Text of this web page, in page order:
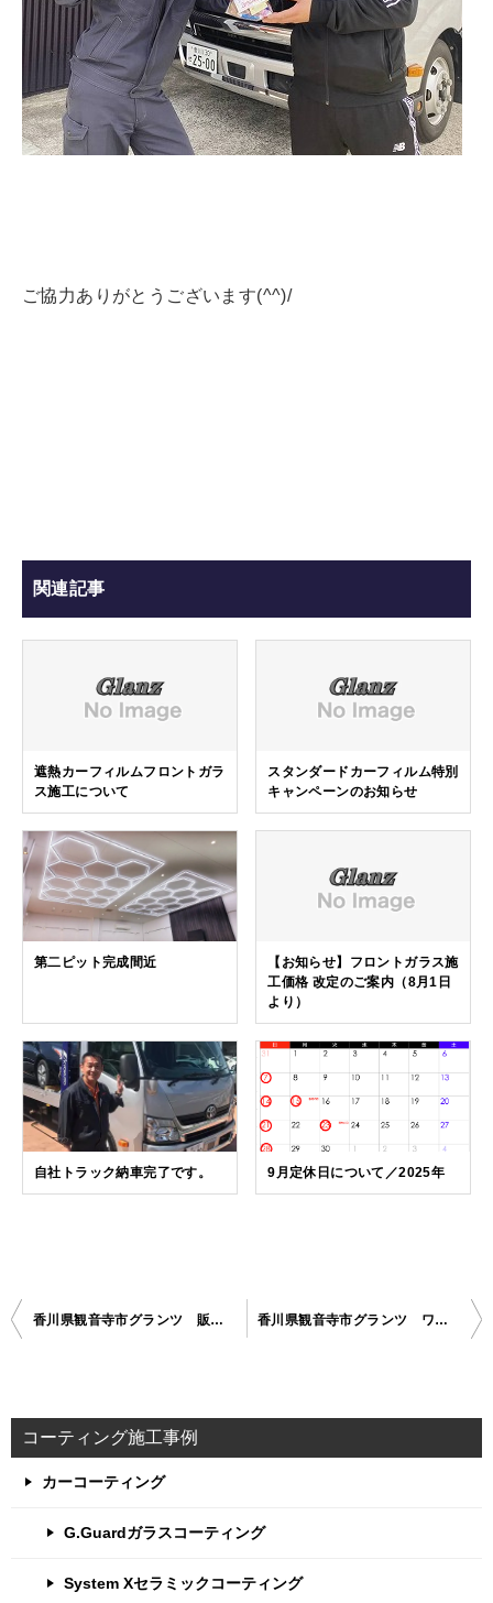
ご協力ありがとうございます(^^)/
関連記事
遮熱カーフィルムフロントガラ
ス施工について
スタンダードカーフィルム特別
キャンペーンのお知らせ
第二ピット完成間近
【お知らせ】フロントガラス施
工価格 改定のご案内（8月1日
より）
自社トラック納車完了です。 9月定休日について／2025年
投
ビ
香川県観音寺市グランツ 販売車、フォルクスワーゲンポロ納車 香川県観音寺市グランツ ワークス納車式
コーティング施工事例
カーコーティング
G.Guardガラスコーティング
System Xセラミックコーティング